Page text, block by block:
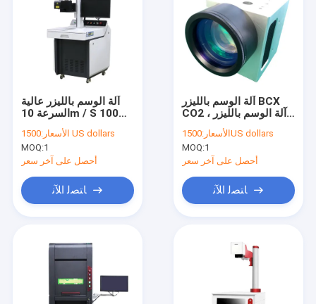
حول بنا
آلة الوسم بالليزر عالية
السرعة 10m / S 100W
220V مع نظام التحكم
الأسعار: 1500 US dollars
MOQ:1
أحصل على آخر سعر
ﺎﺘﺼﻟ ﺍﻶﻧ
آلة الوسم بالليزر BCX
CO2 ، آلة الوسم بالليزر
الأسعار:1500US dollars
MOQ:1
أحصل على آخر سعر
ﺎﺘﺼﻟ ﺍﻶﻧ